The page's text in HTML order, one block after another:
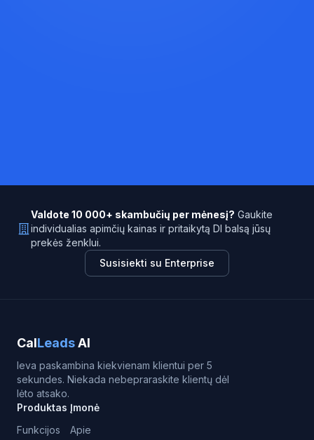
Valdote 10 000+ skambučių per mėnesį? Gaukite
individualias apimčių kainas ir pritaikytą DI balsą jūsų
prekės ženklui.
Susisiekti su Enterprise
CalLeadsAI
Ieva paskambina kiekvienam klientui per 5
sekundes. Niekada nebepraraskite klientų dėl
lėto atsako.
Produktas
Funkcijos
Įmonė
Apie